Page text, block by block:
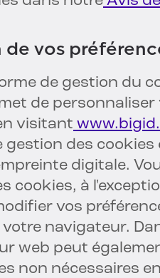
de vos
de gestion du
de personnaliser
visitant
gestion des cookies
digitale.
cookies, à
vos
votre navigateur.
web peut
non nécessaires